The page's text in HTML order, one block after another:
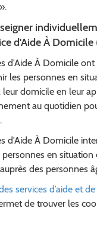
».
d'Aide À Domicile
d'Aide À Domicile
les personnes en
leur domicile en leur
au quotidien
d'Aide À Domicile
personnes en situation
des personnes
services d’aide et
de trouver les